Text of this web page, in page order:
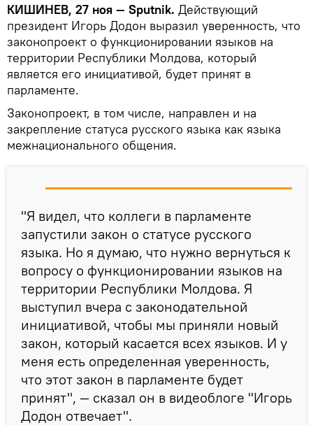
КИШИНЕВ, 27 ноя — Sputnik. Действующий
президент Игорь Додон выразил уверенность, что
законопроект о функционировании языков на
территории Республики Молдова, который
является его инициативой, будет принят в
парламенте.
Законопроект, в том числе, направлен и на
закрепление статуса русского языка как языка
межнационального общения.
"Я видел, что коллеги в парламенте
запустили закон о статусе русского
языка. Но я думаю, что нужно вернуться к
вопросу о функционировании языков на
территории Республики Молдова. Я
выступил вчера с законодательной
инициативой, чтобы мы приняли новый
закон, который касается всех языков. И у
меня есть определенная уверенность,
что этот закон в парламенте будет
принят", — сказал он в видеоблоге "Игорь
Додон отвечает".